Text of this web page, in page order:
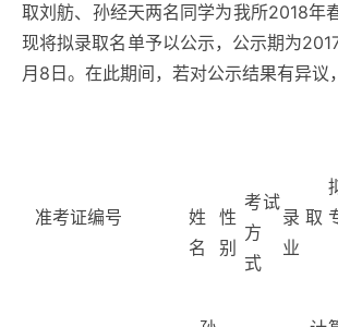
取刘舫、孙经天两名同学为我所2018年
现将拟录取名单予以公示，公示期为
月 8 日。在此期间，若对公示结果有异议
准考证编号
姓
名
性
别
考试
方
式
录取
业